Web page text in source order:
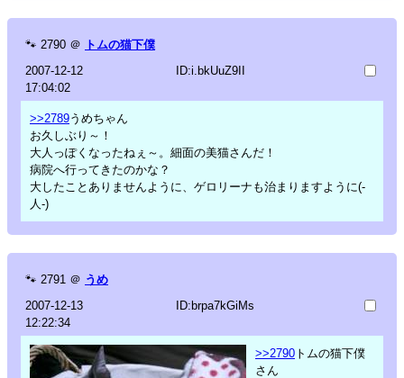
🐾 2790 ＠ トムの猫下僕
2007-12-12
17:04:02
ID:i.bkUuZ9II
>>2789うめちゃん
お久しぶり～！
大人っぽくなったねぇ～。細面の美猫さんだ！
病院へ行ってきたのかな？
大したことありませんように、ゲロリーナも治まりますように(-
人-)
🐾 2791 ＠ うめ
2007-12-13
12:22:34
ID:brpa7kGiMs
>>2790 トムの猫下僕
さん